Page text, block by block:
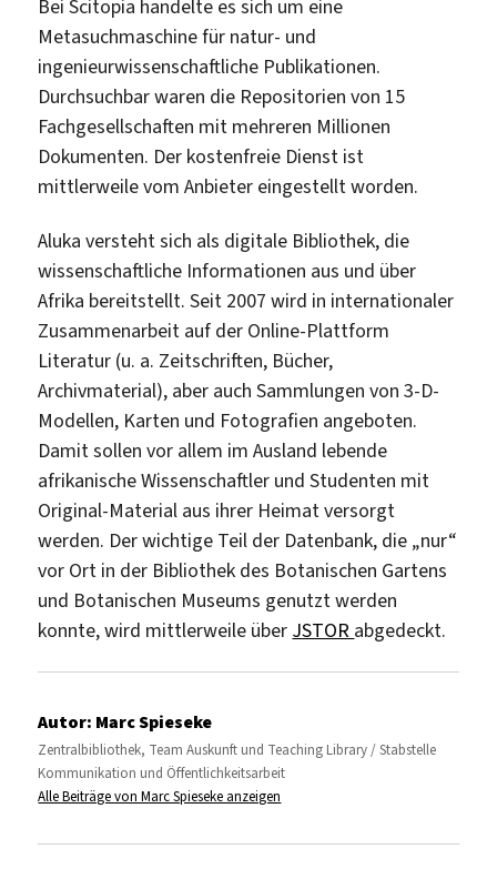
Bei Scitopia handelte es sich um eine
Metasuchmaschine für natur- und
ingenieurwissenschaftliche Publikationen.
Durchsuchbar waren die Repositorien von 15
Fachgesellschaften mit mehreren Millionen
Dokumenten. Der kostenfreie Dienst ist
mittlerweile vom Anbieter eingestellt worden.
Aluka versteht sich als digitale Bibliothek, die
wissenschaftliche Informationen aus und über
Afrika bereitstellt. Seit 2007 wird in internationaler
Zusammenarbeit auf der Online-Plattform
Literatur (u. a. Zeitschriften, Bücher,
Archivmaterial), aber auch Sammlungen von 3-D-
Modellen, Karten und Fotografien angeboten.
Damit sollen vor allem im Ausland lebende
afrikanische Wissenschaftler und Studenten mit
Original-Material aus ihrer Heimat versorgt
werden. Der wichtige Teil der Datenbank, die „nur“
vor Ort in der Bibliothek des Botanischen Gartens
und Botanischen Museums genutzt werden
konnte, wird mittlerweile über JSTOR abgedeckt.
Autor: Marc Spieseke
Zentralbibliothek, Team Auskunft und Teaching Library / Stabstelle
Kommunikation und Öffentlichkeitsarbeit
Alle Beiträge von Marc Spieseke anzeigen